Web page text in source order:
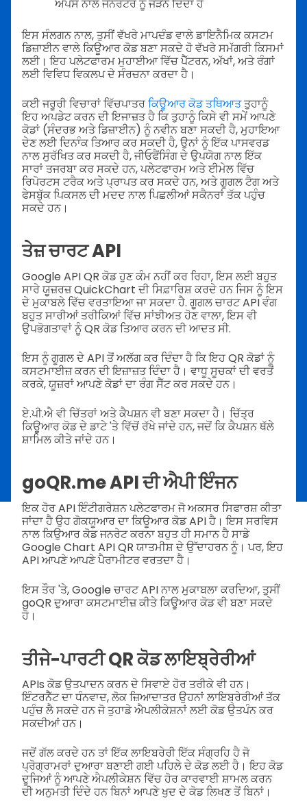
ਐਪਸ ਨਾਲ ਜਨਰੇਟਰ ਨੂੰ ਜੋੜਨ ਦਿੰਦਾ ਹੈ
ਇਸ ਸੰਲਗਨ ਨਾਲ, ਤੁਸੀਂ ਵੱਖਰੇ ਮਾਪਦੰਡ ਵਾਲੇ ਡਾਇਨੈਮਿਕ ਕਸਟਮ
ਡਿਜ਼ਾਈਨ ਵਾਲੇ ਕਿਊਆਰ ਕੋਡ ਬਣਾ ਸਕਦੇ ਹੋ ਵੱਖਰੇ ਸਮੱਗਰੀ ਕਿਸਮਾਂ
ਲਈ। ਇਹ ਪਲੇਟਫਾਰਮ ਮੁਹਾਈਆ ਵਿੱਚ ਪੈੱਟਰਨ, ਅੱਖਾਂ, ਅਤੇ ਰੰਗਾਂ
ਲਈ ਵਿਵਿਧ ਵਿਕਲਪ ਦੇ ਸੰਰਚਨਾ ਕਰਦਾ ਹੈ।
ਕਈ ਜਰੂਰੀ ਵਿਚਾਰਾਂ ਵਿੱਚਪਾਤਰਕਿਊਆਰ ਕੋਡ ਤਥਿਆਤਤੁਹਾਨੂੰ
ਇਹ ਅਪਡੇਟ ਕਰਨ ਦੀ ਇਜਾਜ਼ਤ ਹੈ ਕਿ ਤੁਹਾਨੂੰ ਕਿਸੇ ਵੀ ਸਮੇਂ ਆਪਣੇ
ਕੋਡਾਂ (ਸੰਦਰਭ ਅਤੇ ਡਿਜ਼ਾਈਨ) ਨੂੰ ਨਵੀਨ ਬਣਾ ਸਕਦੀ ਹੈ, ਮੁਹਾਇਆ
ਦੇਣ ਲਈ ਦਿਨਾੰਕ ਤਿਆਰ ਕਰ ਸਕਦੀ ਹੈ, ਉਨਾਂ ਨੂੰ ਇੱਕ ਪਾਸਵਰਡ
ਨਾਲ ਸੁਰੱਖਿਤ ਕਰ ਸਕਦੀ ਹੈ, ਜੀਓਫੈਂਸਿੰਗ ਦੇ ਉਪਯੋਗ ਨਾਲ ਇੱਕ
ਸਾਰਾਂ ਤਜਰਬਾ ਕਰ ਸਕਦੇ ਹਨ, ਪਲੇਟਫਾਰਮ ਅਤੇ ਈਮੇਲ ਵਿੱਚ
ਰਿਪੋਰਟਸ ਟਰੈਕ ਅਤੇ ਪ੍ਰਾਪਤ ਕਰ ਸਕਦੇ ਹਨ, ਅਤੇ ਗੂਗਲ ਟੈਗ ਅਤੇ
ਫੇਸਬੁੱਕ ਪਿਕਸਲ ਦੀ ਮਦਦ ਨਾਲ ਪਿਛਲੀਆਂ ਸਕੈਨਰਾਂ ਤੱਕ ਪਹੁੰਚ
ਸਕਦੇ ਹਨ।
ਤੇਜ਼ ਚਾਰਟ API
Google API QR ਕੋਡ ਹੁਣ ਕੰਮ ਨਹੀਂ ਕਰ ਰਿਹਾ, ਇਸ ਲਈ ਬਹੁਤ
ਸਾਰੇ ਯੂਜ਼ਰਜ਼ QuickChart ਦੀ ਸਿਫ਼ਾਰਿਸ਼ ਕਰਦੇ ਹਨ ਜਿਸ ਨੂੰ ਇਸ
ਦੇ ਮੁਕਾਬਲੇ ਵਿੱਚ ਵਰਤਾਇਆ ਜਾ ਸਕਦਾ ਹੈ. ਗੂਗਲ ਚਾਰਟ API ਵੰਗ
ਬਹੁਤ ਸਾਰੀਆਂ ਤਰੀਕਿਆਂ ਵਿੱਚ ਸਾਂਝੀਅਤ ਹੋਣ ਵਾਲਾ, ਇਸ ਵੀ
ਉਪਭੋਗਤਾਵਾਂ ਨੂੰ QR ਕੋਡ ਤਿਆਰ ਕਰਨ ਦੀ ਆਦਤ ਸੀ.
ਇਸ ਨੂੰ ਗੂਗਲ ਦੇ API ਤੋਂ ਅਲੱਗ ਕਰ ਦਿੰਦਾ ਹੈ ਕਿ ਇਹ QR ਕੋਡਾਂ ਨੂੰ
ਕਸਟਮਾਈਜ਼ ਕਰਨ ਦੀ ਇਜ਼ਾਜ਼ਤ ਦਿੰਦਾ ਹੈ। ਵਾਧੂ ਸੂਚਕਾਂ ਦੀ ਵਰਤੋਂ
ਕਰਕੇ, ਯੂਜ਼ਰਾਂ ਆਪਣੇ ਕੋਡਾਂ ਦਾ ਰੰਗ ਸੈੱਟ ਕਰ ਸਕਦੇ ਹਨ।
ਏ.ਪੀ.ਐ ਵੀ ਚਿੱਤਰਾਂ ਅਤੇ ਕੈਪਸ਼ਨ ਵੀ ਬਣਾ ਸਕਦਾ ਹੈ। ਚਿੱਤ੍ਰ
ਕਿਊਆਰ ਕੋਡ ਦੇ ਡਾਟੇ 'ਤੇ ਵਿੱਚੋਂ ਰੱਖੇ ਜਾਂਦੇ ਹਨ, ਜਦੋਂ ਕਿ ਕੈਪਸ਼ਨ ਥੱਲੇ
ਸ਼ਾਮਿਲ ਕੀਤੇ ਜਾਂਦੇ ਹਨ।
goQR.me API ਦੀ ਐਪੀ ਇੰਜਨ
ਇਕ ਹੋਰ API ਇੰਟੀਗਰੇਸ਼ਨ ਪਲੇਟਫਾਰਮ ਜੋ ਅਕਸਰ ਸਿਫਾਰਸ਼ ਕੀਤਾ
ਜਾਂਦਾ ਹੈ ਉਹ ਗੋਕਯੂਆਰ ਦਾ ਕਿਊਆਰ ਕੋਡ API ਹੈ। ਇਸ ਸਰਵਿਸ
ਨਾਲ ਕਿਉਆਰ ਕੋਡ ਜਨਰੇਟ ਕਰਨਾ ਬਹੁਤ ਹੀ ਸਮਾਨ ਹੈ ਸਾਡੇ
Google Chart API QR ਯਾਤਮੀਸ਼ ਦੇ ਉੱਦਾਹਰਨ ਨੂੰ। ਪਰ, ਇਹ
API ਆਪਣੇ ਆਪਣੇ ਪੈਰਾਮੀਟਰ ਵਰਤਦਾ ਹੈ।
ਇਸ ਤੌਰ 'ਤੇ, Google ਚਾਰਟ API ਨਾਲ ਮੁਕਾਬਲਾ ਕਰਦਿਆ, ਤੁਸੀਂ
goQR ਦੁਆਰਾ ਕਸਟਮਾਈਜ਼ ਕੀਤੇ ਕਿਊਆਰ ਕੋਡ ਵੀ ਬਣਾ ਸਕਦੇ
ਹੋ।
ਤੀਜੇ-ਪਾਰਟੀ QR ਕੋਡ ਲਾਇਬ੍ਰੇਰੀਆਂ
APIs ਕੋਡ ਉਤਪਾਦਨ ਕਰਨ ਦੇ ਸਿਵਾਏ ਹੋਰ ਤਰੀਕੇ ਵੀ ਹਨ।
ਇੰਟਰਨੈੱਟ ਦਾ ਧੰਨਵਾਦ, ਲੋਕ ਜ਼ਿਆਦਾਤਰ ਉਹਨਾਂ ਲਾਇਬ੍ਰੇਰੀਆਂ ਤੱਕ
ਪਹੁੰਚ ਲੈ ਸਕਦੇ ਹਨ ਜੋ ਤੁਹਾਡੇ ਐਪਲੀਕੇਸ਼ਨਾਂ ਲਈ ਕੋਡ ਉਤਪੰਨ ਕਰ
ਸਕਦੀਆਂ ਹਨ।
ਜਦੋਂ ਗੱਲ ਕਰਦੇ ਹਨ ਤਾਂ ਇੱਕ ਲਾਇਬਰੇਰੀ ਇੱਕ ਸੰਗ੍ਰਹਿ ਹੈ ਜੋ
ਪ੍ਰੋਗ੍ਰਾਮਰਾਂ ਦੁਆਰਾ ਬਣਾਈ ਗਈ ਪਹਿਲੇ ਦੇ ਕੋਡ ਲਈ ਹੈ। ਇਹ ਕੋਡ
ਦੂਜਿਆਂ ਨੂੰ ਆਪਣੇ ਐਪਲੀਕੇਸ਼ਨ ਵਿੱਚ ਹੋਰ ਕਾਰਵਾਈ ਸ਼ਾਮਲ ਕਰਨ
ਦੀ ਅਨੁਮਤੀ ਦਿੰਦੇ ਹਨ ਬਿਨਾਂ ਆਪਣੇ ਖੁਦ ਦੇ ਕੋਡ ਲਿਖਣ ਤੋਂ ਬਿਨਾਂ।